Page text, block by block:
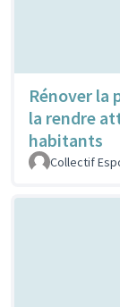
Rénover la
la rendre
habitants
Collectif